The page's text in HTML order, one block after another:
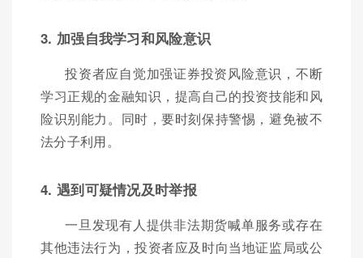
3. 加强自我学习和风险意识
投资者应自觉加强证券投资风险意识，不断
学习正规的金融知识，提高自己的投资技能和风
险识别能力。同时，要时刻保持警惕，避免被不
法分子利用。
4. 遇到可疑情况及时举报
一旦发现有人提供非法期货喊单服务或存在
其他违法行为，投资者应及时向当地证监局或公